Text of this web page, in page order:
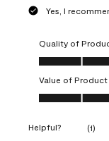
Yes, I
Quality of
Quality of
Value of Product
Value of
Helpful? (1)